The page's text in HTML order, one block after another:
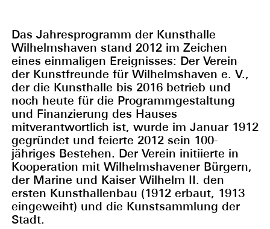
Das Jahresprogramm der Kunsthalle
Wilhelmshaven stand 2012 im Zeichen
eines einmaligen Ereignisses: Der Verein
der Kunstfreunde für Wilhelmshaven e. V.,
der die Kunsthalle bis 2016 betrieb und
noch heute für die Programmgestaltung
und Finanzierung des Hauses
mitverantwortlich ist, wurde im Januar 1912
gegründet und feierte 2012 sein 100-
jähriges Bestehen. Der Verein initiierte in
Kooperation mit Wilhelmshavener Bürgern,
der Marine und Kaiser Wilhelm II. den
ersten Kunsthallenbau (1912 erbaut, 1913
eingeweiht) und die Kunstsammlung der
Stadt.